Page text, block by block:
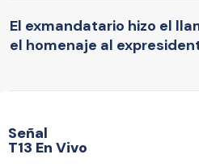
El exmandatario hizo el
el homenaje al
Señal
T13 En Vivo